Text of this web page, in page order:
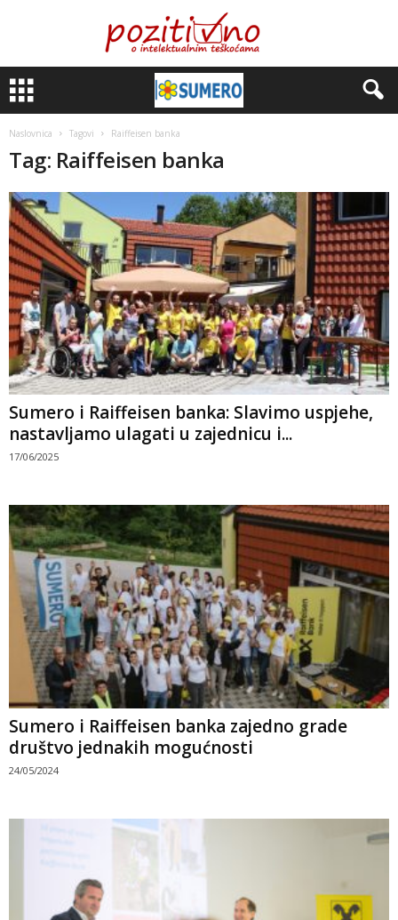
Naslovnica Tagovi Raiffeisen banka
Tag: Raiffeisen banka
Sumero i Raiffeisen banka: Slavimo uspjehe,
nastavljamo ulagati u zajednicu i...
17/06/2025
Sumero i Raiffeisen banka zajedno grade
društvo jednakih mogućnosti
24/05/2024